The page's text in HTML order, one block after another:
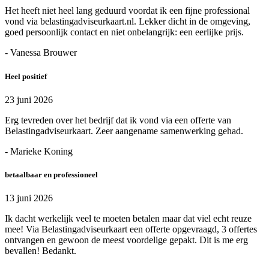
Het heeft niet heel lang geduurd voordat ik een fijne professional
vond via belastingadviseurkaart.nl. Lekker dicht in de omgeving,
goed persoonlijk contact en niet onbelangrijk: een eerlijke prijs.
- Vanessa Brouwer
Heel positief
23 juni 2026
Erg tevreden over het bedrijf dat ik vond via een offerte van
Belastingadviseurkaart. Zeer aangename samenwerking gehad.
- Marieke Koning
betaalbaar en professioneel
13 juni 2026
Ik dacht werkelijk veel te moeten betalen maar dat viel echt reuze
mee! Via Belastingadviseurkaart een offerte opgevraagd, 3 offertes
ontvangen en gewoon de meest voordelige gepakt. Dit is me erg
bevallen! Bedankt.